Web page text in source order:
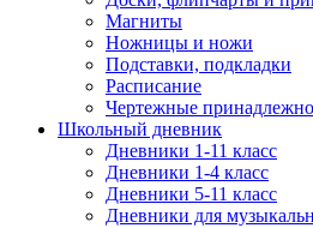
Магниты
Ножницы и ножи
Подставки, подкладки
Расписание
Чертежные
Школьный дневник
Дневники 1-11 класс
Дневники 1-4 класс
Дневники 5-11 класс
Дневники для